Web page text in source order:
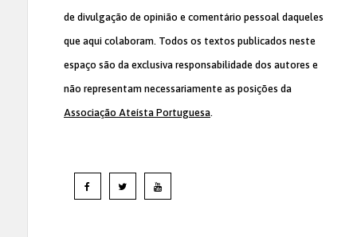
de divulgação de opinião e comentário pessoal daqueles
que aqui colaboram. Todos os textos publicados neste
espaço são da exclusiva responsabilidade dos autores e
não representam necessariamente as posições da
Associação Ateísta Portuguesa.